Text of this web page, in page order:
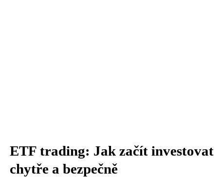
ETF trading: Jak začít investovat
chytře a bezpečně